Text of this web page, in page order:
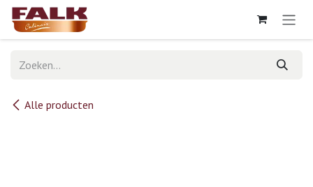
Overslaan naar inhoud
Alle producten